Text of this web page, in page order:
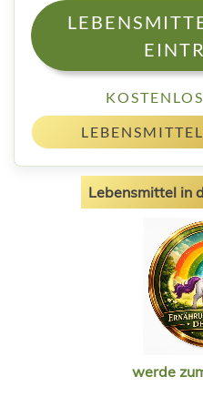
Lebensmittel in
werde